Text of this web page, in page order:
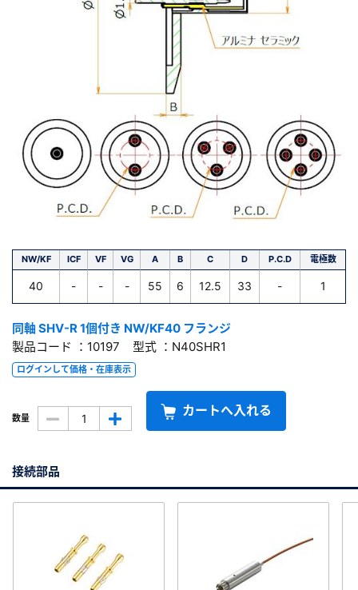
NW/KF ICF VF VG A B C D P.C.D 電極数
40 - - - 55 6 12.5 33 - 1
同軸 SHV-R 1個付き NW/KF40 フランジ
製品コード ：10197 型式 ：N40SHR1
ログインして価格・在庫表示
数量 カートへ入れる
接続部品